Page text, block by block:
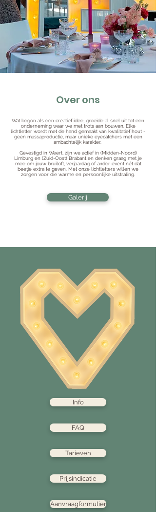
Over ons
Wat begon als een creatief idee, groeide al snel uit tot een
onderneming waar we met trots aan bouwen. Elke
lichtletter wordt met de hand gemaakt van kwalitatief hout -
geen massaproductie, maar unieke eyecatchers met een
ambachtelijk karakter.
Gevestigd in Weert, zijn we actief in (Midden-Noord)
Limburg en (Zuid-Oost) Brabant en denken graag met je
mee om jouw bruiloft, verjaardag of ander event nét dat
beetje extra te geven. Met onze lichtletters willen we
zorgen voor die warme en persoonlijke uitstraling.
Galerij
Info
FAQ
Tarieven
Prijsindicatie
Aanvraagformulier